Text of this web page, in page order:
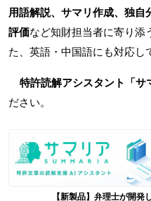
用語解説、サマリ作成、独自
評価など知財担当者に寄り添
た、英語・中国語にも対応し
特許読解アシスタント「サ
ださい。
【新製品】弁理士が開発